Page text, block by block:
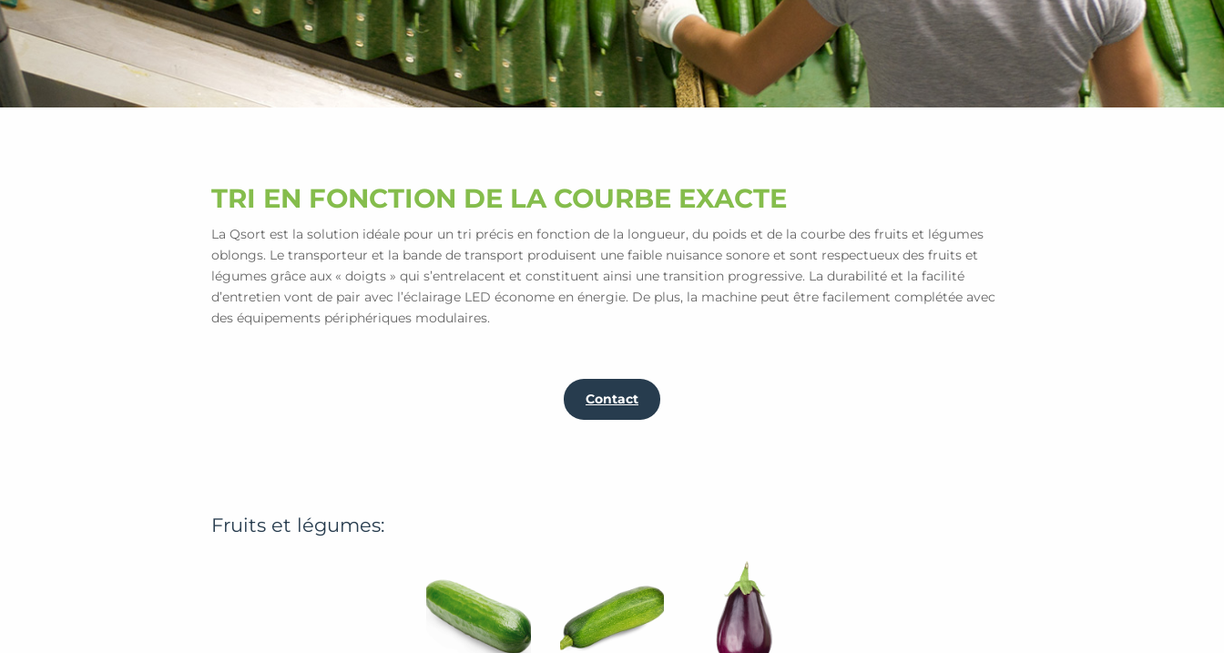
TRI EN FONCTION DE LA COURBE EXACTE
La Qsort est la solution idéale pour un tri précis en fonction de la longueur, du poids et de la courbe des fruits et légumes
oblongs. Le transporteur et la bande de transport produisent une faible nuisance sonore et sont respectueux des fruits et
légumes grâce aux « doigts » qui s’entrelacent et constituent ainsi une transition progressive. La durabilité et la facilité
d’entretien vont de pair avec l’éclairage LED économe en énergie. De plus, la machine peut être facilement complétée avec
des équipements périphériques modulaires.
Contact
Fruits et légumes: